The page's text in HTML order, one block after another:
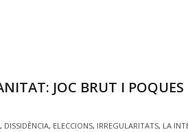
JOC BRUT I POQUES
, DISSIDÈNCIA, ELECCIONS, IRREGULARITATS, LA